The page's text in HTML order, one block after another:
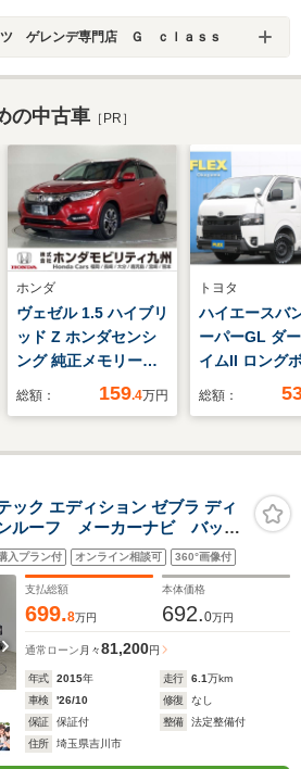
ツ ゲレンデ専門店 Ｇ ｃｌａｓｓ
の中古車 ［PR］
ホンダ
ヴェゼル 1.5 ハイブリ
ッド Z ホンダセンシ
ング 純正メモリーナ
ビ 衝突低減ブレー
速パドルシフト 純正
ール ETC
総額： 159.4万円
トヨタ
ハイエースバ
ーパーGL ダ
イムII ロング
ディーゼルタ
ア
総額：
ク エディション ゼブラ ディ
ルーフ メーカーナビ バック
黒レザー ビルトイン
ブディスタンスアシスト シ
ーション オートライト LED
入プラン付 オンライン相談可 360°画像付
支払総額
699.8万円
本体価格
692.0万円
通常ローン 月々81,200円
年式 2015年 走行 6.1万km
車検
'26/10 修復
なし
保証
保証付 整備
法定整備付
住所
埼玉県吉川市